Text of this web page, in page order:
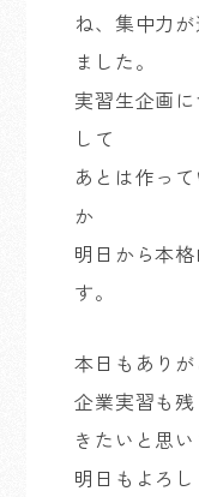
ね、集中力
ました。
実習生企画
して
あとは作っ
か
明日から本
す。
本日もありが
企業実習も
きたいと思い
明日もよろし